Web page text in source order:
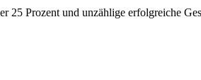
25 Prozent und unzählige erfolgreiche